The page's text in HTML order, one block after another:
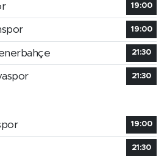
19:00
19:00
21:30
21:30
19:00
21:30